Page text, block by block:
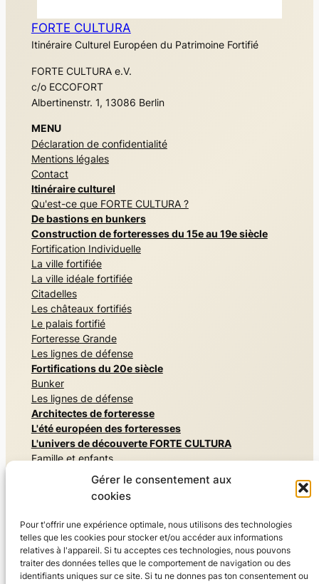
Gérer le consentement aux
cookies
Pour t'offrir une expérience optimale, nous utilisons des technologies
telles que les cookies pour stocker et/ou accéder aux informations
relatives à l'appareil. Si tu acceptes ces technologies, nous pouvons
traiter des données telles que le comportement de navigation ou des
identifiants uniques sur ce site. Si tu ne donnes pas ton consentement ou
FORTE CULTURA
Itinéraire Culturel Européen du Patrimoine Fortifié
FORTE CULTURA e.V.
c/o ECCOFORT
Albertinenstr. 1, 13086 Berlin
MENU
Déclaration de confidentialité
Mentions légales
Contact
Itinéraire culturel
Qu'est-ce que FORTE CULTURA ?
De bastions en bunkers
Construction de forteresses du 15e au 19e siècle
Fortification Individuelle
La ville fortifiée
La ville idéale fortifiée
Citadelles
Les châteaux fortifiés
Le palais fortifié
Forteresse Grande
Les lignes de défense
Fortifications du 20e siècle
Bunker
Les lignes de défense
Architectes de forteresse
L'été européen des forteresses
L'univers de découverte FORTE CULTURA
Famille et enfants
Mémoriaux et monuments commémoratifs
Architectures secrètes
Vivre l'histoire militaire
Musées et expositions
Vivre la nature, Parcs et jardins
Résider & savourer
Sport
Monde du voyage